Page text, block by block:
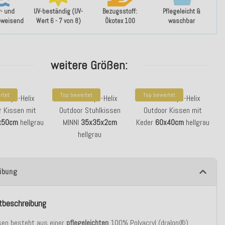
und
UV-beständig (UV-
Wert 6 - 7 von 8)
Bezugsstoff:
Ökotex 100
Pflegeleicht &
waschbar
weitere Größen:
Pepe-Helix
Kissen mit
hellgrau
Top bewertet
H.O.C.K. Pepe-Helix
Outdoor Stuhlkissen
MINNI 35x35x2cm
hellgrau
Top bewertet
H.O.C.K. Pepe-Helix
Outdoor Kissen mit
Keder 60x40cmhellgrau
besteht aus einer pflegeleichten 100% Polyacryl (dralon®)